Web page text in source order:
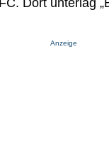
Dort unterlag
Anzeige